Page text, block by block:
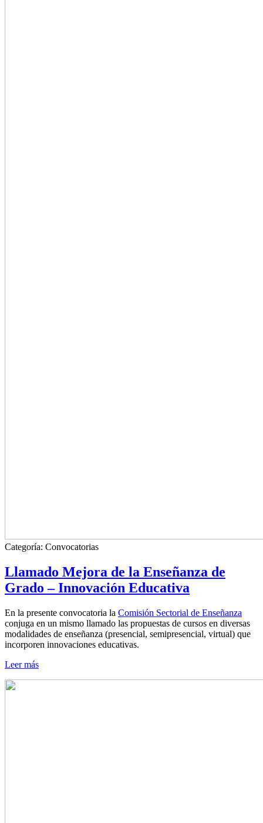
Categoría: Convocatorias
Llamado Mejora de la Enseñanza de
Grado – Innovación Educativa
En la presente convocatoria la Comisión Sectorial de Enseñanza
conjuga en un mismo llamado las propuestas de cursos en diversas
modalidades de enseñanza (presencial, semipresencial, virtual) que
incorporen innovaciones educativas.
Leer más